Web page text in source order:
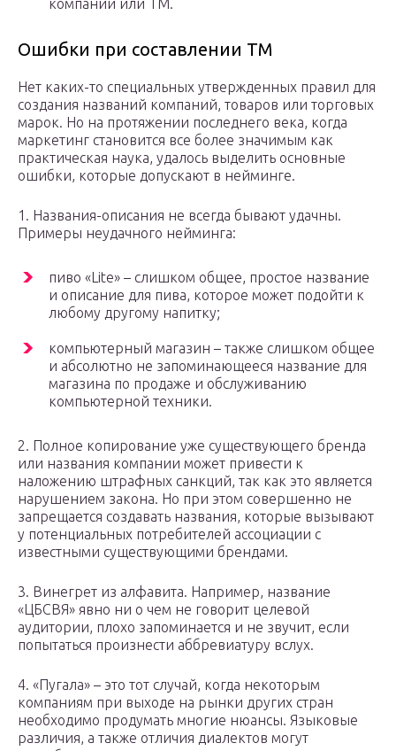
компании или ТМ.
Ошибки при составлении ТМ
Нет каких-то специальных утвержденных правил для
создания названий компаний, товаров или торговых
марок. Но на протяжении последнего века, когда
маркетинг становится все более значимым как
практическая наука, удалось выделить основные
ошибки, которые допускают в нейминге.
1. Названия-описания не всегда бывают удачны.
Примеры неудачного нейминга:
пиво «Lite» – слишком общее, простое название
и описание для пива, которое может подойти к
любому другому напитку;
компьютерный магазин – также слишком общее
и абсолютно не запоминающееся название для
магазина по продаже и обслуживанию
компьютерной техники.
2. Полное копирование уже существующего бренда
или названия компании может привести к
наложению штрафных санкций, так как это является
нарушением закона. Но при этом совершенно не
запрещается создавать названия, которые вызывают
у потенциальных потребителей ассоциации с
известными существующими брендами.
3. Винегрет из алфавита. Например, название
«ЦБСВЯ» явно ни о чем не говорит целевой
аудитории, плохо запоминается и не звучит, если
попытаться произнести аббревиатуру вслух.
4. «Пугала» – это тот случай, когда некоторым
компаниям при выходе на рынки других стран
необходимо продумать многие нюансы. Языковые
различия, а также отличия диалектов могут